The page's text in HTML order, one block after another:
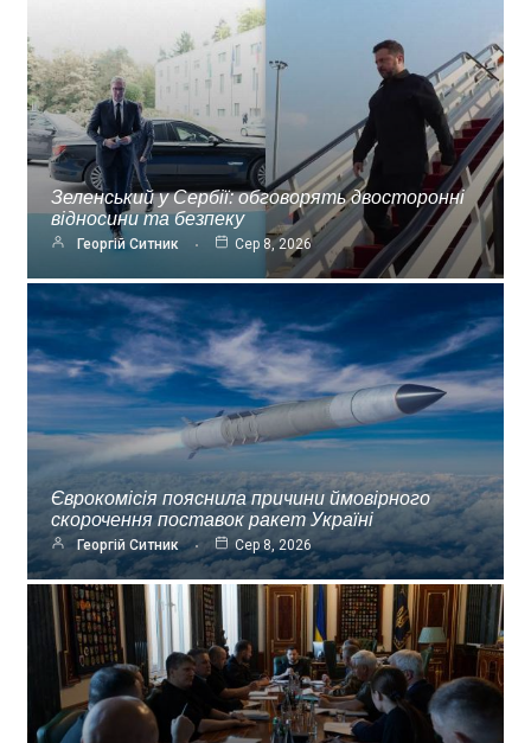
Зеленський у Сербії: обговорять двосторонні
відносини та безпеку
Георгій Ситник Сер 8, 2026
Єврокомісія пояснила причини ймовірного
скорочення поставок ракет Україні
Георгій Ситник Сер 8, 2026